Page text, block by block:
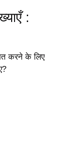
:
करने के लिए